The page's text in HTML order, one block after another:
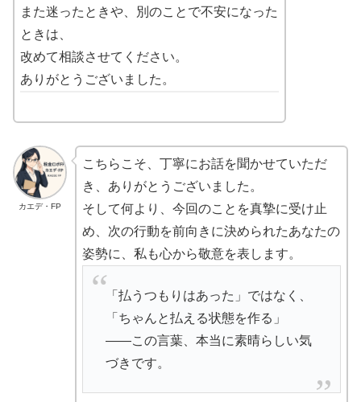
また迷ったときや、別のことで不安になった
ときは、
改めて相談させてください。
ありがとうございました。
カエデ・FP
こちらこそ、丁寧にお話を聞かせていただ
き、ありがとうございました。
そして何より、今回のことを真摯に受け止
め、次の行動を前向きに決められたあなたの
姿勢に、私も心から敬意を表します。
「払うつもりはあった」ではなく、
「ちゃんと払える状態を作る」
――この言葉、本当に素晴らしい気
づきです。